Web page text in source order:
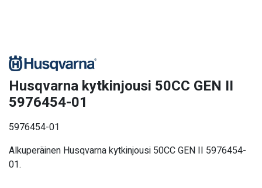
Husqvarna kytkinjousi 50CC GEN II
5976454-01
5976454-01
Alkuperäinen Husqvarna kytkinjousi 50CC GEN II 5976454-
01.